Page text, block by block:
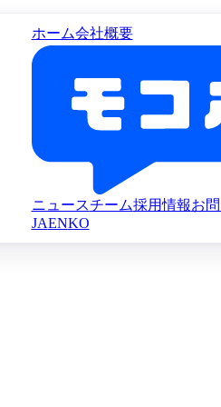
ホーム会社概要
ニュースチーム採用情報お
JAENKO